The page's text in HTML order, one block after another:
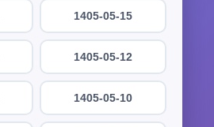
1405-05-15
1405-05-12
1405-05-10